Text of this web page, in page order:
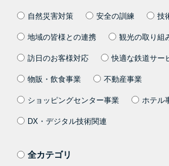
自然災害対策 安全の訓練 技
地域の皆様との連携 観光の取り組
訪日のお客様対応 快適な鉄道サー
物販・飲食事業 不動産事業
ショッピングセンター事業 ホテル
DX・デジタル技術関連
全カテゴリ